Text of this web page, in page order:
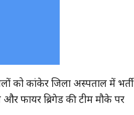
को कांकेर जिला अस्पताल में भर्ती
फायर ब्रिगेड की टीम मौके पर